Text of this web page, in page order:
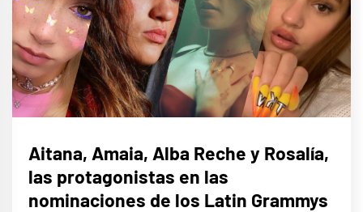
Aitana, Amaia, Alba Reche y Rosalía,
las protagonistas en las
nominaciones de los Latin Grammys